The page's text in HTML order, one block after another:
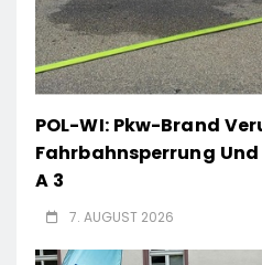
POL-WI: Pkw-Brand
Fahrbahnsperrung
A 3
7. AUGUST 2026